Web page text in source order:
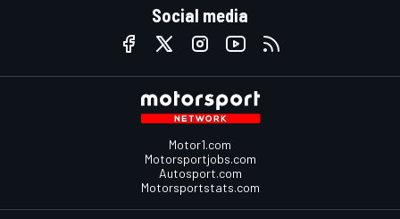
Social media
Motor1.com
Motorsportjobs.com
Autosport.com
Motorsportstats.com